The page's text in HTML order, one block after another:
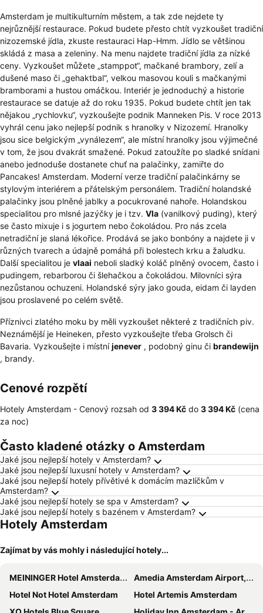
Amsterdam je multikulturním městem, a tak zde nejdete ty
nejrůznější restaurace. Pokud budete přesto chtít vyzkoušet tradiční
nizozemské jídla, zkuste restauraci Hap-Hmm. Jídlo se většinou
skládá z masa a zeleniny. Na menu najdete tradiční jídla za nízké
ceny. Vyzkoušet můžete „stamppot“, mačkané brambory, zelí a
dušené maso či „gehaktbal“, velkou masovou kouli s mačkanými
bramborami a hustou omáčkou. Interiér je jednoduchý a historie
restaurace se datuje až do roku 1935. Pokud budete chtít jen tak
nějakou „rychlovku“, vyzkoušejte podnik Manneken Pis. V roce 2013
vyhrál cenu jako nejlepší podnik s hranolky v Nizozemí. Hranolky
jsou sice belgickým „vynálezem“, ale místní hranolky jsou výjimečné
v tom, že jsou dvakrát smažené. Pokud zatoužíte po sladké snídani
anebo jednoduše dostanete chuť na palačinky, zamiřte do
Pancakes! Amsterdam. Moderní verze tradiční palačinkárny se
stylovým interiérem a přátelským personálem. Tradiční holandské
palačinky jsou plněné jablky a pocukrované nahoře. Holandskou
specialitou pro mlsné jazýčky je i tzv. Vla (vanilkový puding), který
se často mixuje i s jogurtem nebo čokoládou. Pro nás zcela
netradiční je slaná lékořice. Prodává se jako bonbóny a najdete ji v
různých tvarech a údajně pomáhá při bolestech krku a žaludku.
Další specialitou je vlaai neboli sladký koláč plněný ovocem, často i
pudingem, rebarborou či šlehačkou a čokoládou. Milovníci sýra
nezůstanou ochuzeni. Holandské sýry jako gouda, eidam či layden
jsou proslavené po celém světě.
Příznivci zlatého moku by měli vyzkoušet některé z tradičních piv.
Neznámější je Heineken, přesto vyzkoušejte třeba Grolsch či
Bavaria. Vyzkoušejte i místníjenever , podobný ginu či brandewijn
, brandy.
Cenové rozpětí
Hotely Amsterdam - Cenový rozsah od ‎3 394 Kč do ‎3 394 Kč (cena
za noc)
Často kladené otázky o Amsterdam
Jaké jsou nejlepší hotely v Amsterdam?
Jaké jsou nejlepší luxusní hotely v Amsterdam?
Jaké jsou nejlepší hotely přívětivé k domácím mazlíčkům v
Amsterdam?
Jaké jsou nejlepší hotely se spa v Amsterdam?
Jaké jsou nejlepší hotely s bazénem v Amsterdam?
Hotely Amsterdam
Zajímat by vás mohly i následující hotely...
MEININGER Hotel Amsterdam City West
Amedia Amsterdam Airport, Trademark Collection By Wyndham
Hotel Not Hotel Amsterdam
Hotel Artemis Amsterdam